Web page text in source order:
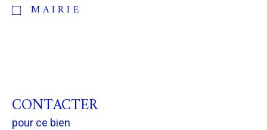
MAIRIE
CONTACTER
pour ce bien